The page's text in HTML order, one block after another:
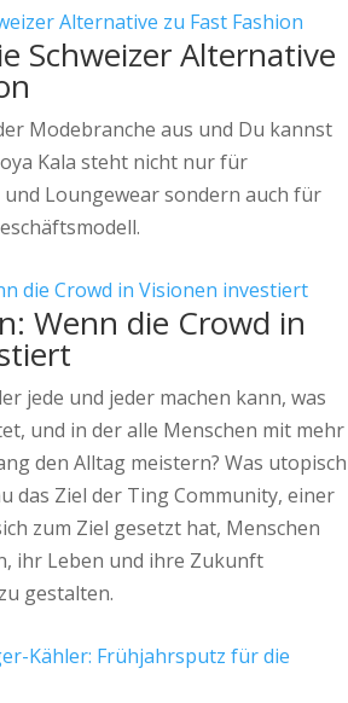
Schweizer Alternative
Modebranche aus und Du kannst
Kala steht nicht nur für
Loungewear sondern auch für
Wenn die Crowd in
jede und jeder machen kann, was
und in der alle Menschen mit mehr
den Alltag meistern? Was utopisch
das Ziel der Ting Community, einer
zum Ziel gesetzt hat, Menschen
ihr Leben und ihre Zukunft
gestalten.